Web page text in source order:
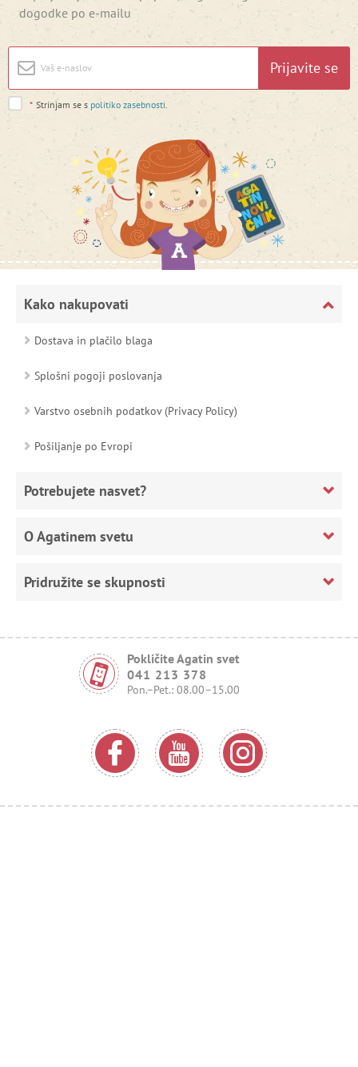
dogodke po e-mailu
Prijavite se
* Strinjam se s politiko zasebnosti
Kako nakupovati
Dostava in plačilo blaga
Splošni pogoji poslovanja
Varstvo osebnih podatkov (Privacy Policy)
Pošiljanje po Evropi
Potrebujete nasvet?
O Agatinem svetu
Pridružite se skupnosti
Pokličite Agatin svet
041 213 378
Pon.–Pet.: 08.00–15.00